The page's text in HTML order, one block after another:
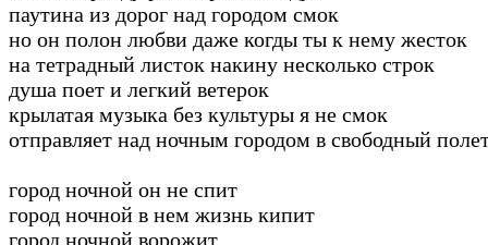
паутина из дорог над городом смок
но он полон любви даже когды ты к нему жесток
на тетрадный листок накину несколько строк
душа поет и легкий ветерок
крылатая музыка без культуры я не смок
отправляет над ночным городом в свободный
город ночной он не спит
город ночной в нем жизнь кипит
город ночной ворожит